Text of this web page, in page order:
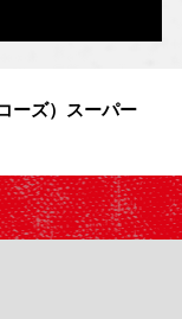
ーズ）スーパー